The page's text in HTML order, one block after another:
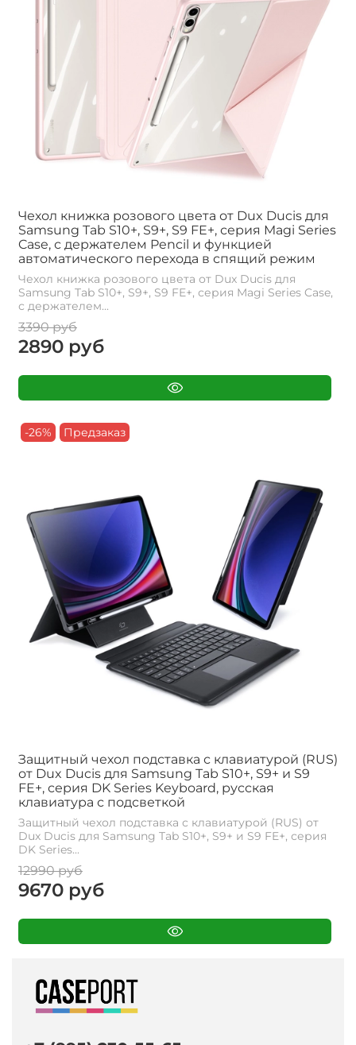
Чехол книжка розового цвета от Dux Ducis для
Samsung Tab S10+, S9+, S9 FE+, серия Magi Series
Case, с держателем Pencil и функцией
автоматического перехода в спящий режим
Чехол книжка розового цвета от Dux Ducis для
Samsung Tab S10+, S9+, S9 FE+, серия Magi Series Case,
с держателем...
3390 руб
2890 руб
-26% Предзаказ
Защитный чехол подставка с клавиатурой (RUS)
от Dux Ducis для Samsung Tab S10+, S9+ и S9
FE+, серия DK Series Keyboard, русская
клавиатура с подсветкой
Защитный чехол подставка с клавиатурой (RUS) от
Dux Ducis для Samsung Tab S10+, S9+ и S9 FE+, серия
DK Series...
12990 руб
9670 руб